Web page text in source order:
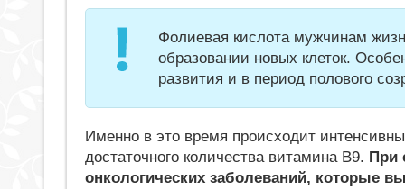
Фолиевая кислота мужчинам
образовании новых клеток.
развития и в период полового
Именно в это время происходит
достаточного количества витамина В9. При
онкологических заболеваний, которые